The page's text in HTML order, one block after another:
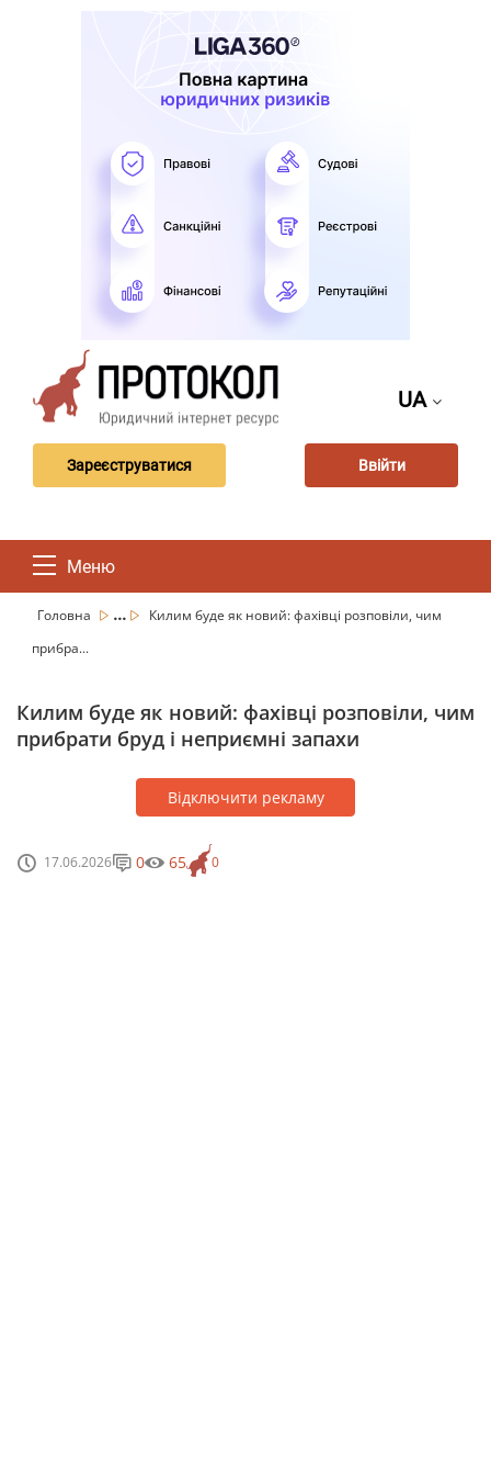
UA
Зареєструватися Ввійти
Меню
Головна ...
Килим буде як новий: фахівці розповіли, чим
прибра...
Килим буде як новий: фахівці розповіли, чим
прибрати бруд і неприємні запахи
Відключити рекламу
17.06.2026 0
0 65